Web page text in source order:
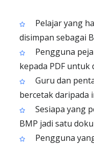
Pelajar yang
disimpan sebagai
Pengguna
kepada PDF
Guru dan
bercetak daripada
Sesiapa yang
BMP jadi satu
Pengguna